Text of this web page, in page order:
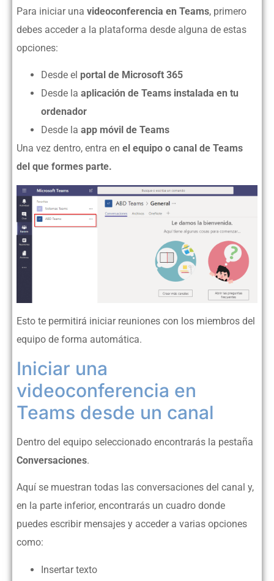
Para iniciar una videoconferencia en Teams, primero
debes acceder a la plataforma desde alguna de estas
opciones:
Desde el portal de Microsoft 365
Desde la aplicación de Teams instalada en tu
ordenador
Desde la app móvil de Teams
Una vez dentro, entra en el equipo o canal de Teams
del que formes parte.
Esto te permitirá iniciar reuniones con los miembros del
equipo de forma automática.
Iniciar una
videoconferencia en
Teams desde un canal
Dentro del equipo seleccionado encontrarás la pestaña
Conversaciones.
Aquí se muestran todas las conversaciones del canal y,
en la parte inferior, encontrarás un cuadro donde
puedes escribir mensajes y acceder a varias opciones
como:
Insertar texto